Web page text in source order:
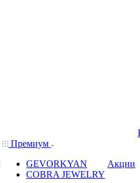
Премиум
GEVORKYAN
COBRA JEWELRY
Акции